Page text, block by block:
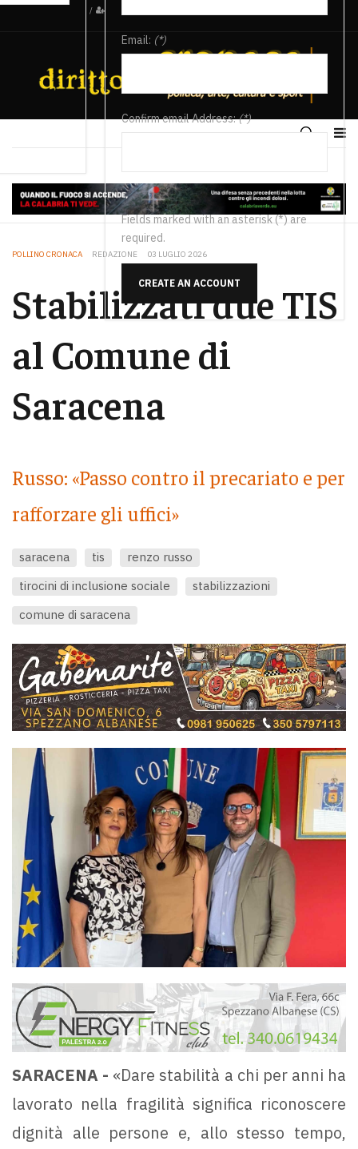
/
Email: (*)
Confirm email Address:(*)
Fields marked with an asterisk (*) are
required.
CREATE AN ACCOUNT
POLLINO CRONACA REDAZIONE 03 LUGLIO 2026
Stabilizzati due TIS
al Comune di
Saracena
Russo: «Passo contro il precariato e per
rafforzare gli uffici»
saracena tis
renzo russo
tirocini di inclusione sociale
stabilizzazioni
comune di saracena
SARACENA - «Dare stabilità a chi per anni ha
lavorato nella fragilità significa riconoscere
dignità alle persone e, allo stesso tempo,